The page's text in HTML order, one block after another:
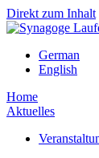
Direkt zum Inhalt
German
English
Home
Aktuelles